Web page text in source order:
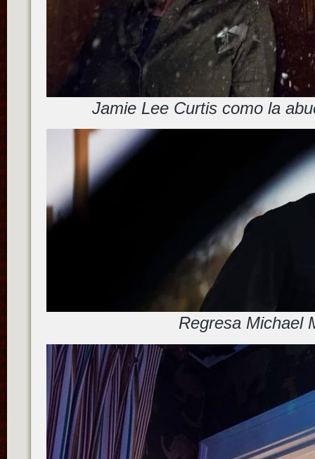
Jamie Lee Curtis como la
Regresa Michael